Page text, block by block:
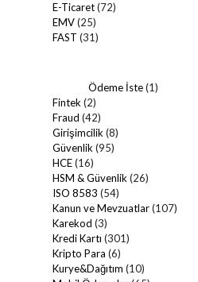
E-Ticaret(72)
EMV(25)
FAST (31)
Ödeme İste(1)
Fintek (2)
Fraud (42)
Girişimcilik (8)
Güvenlik (95)
HCE(16)
HSM & Güvenlik (26)
ISO 8583 (54)
Kanun ve Mevzuatlar(107)
Karekod (3)
Kredi Kartı (301)
Kripto Para (6)
Kurye&Dağıtım (10)